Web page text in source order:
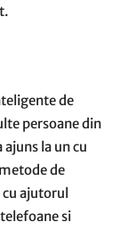
de
persoane din
la un cu
de
ajutorul
si